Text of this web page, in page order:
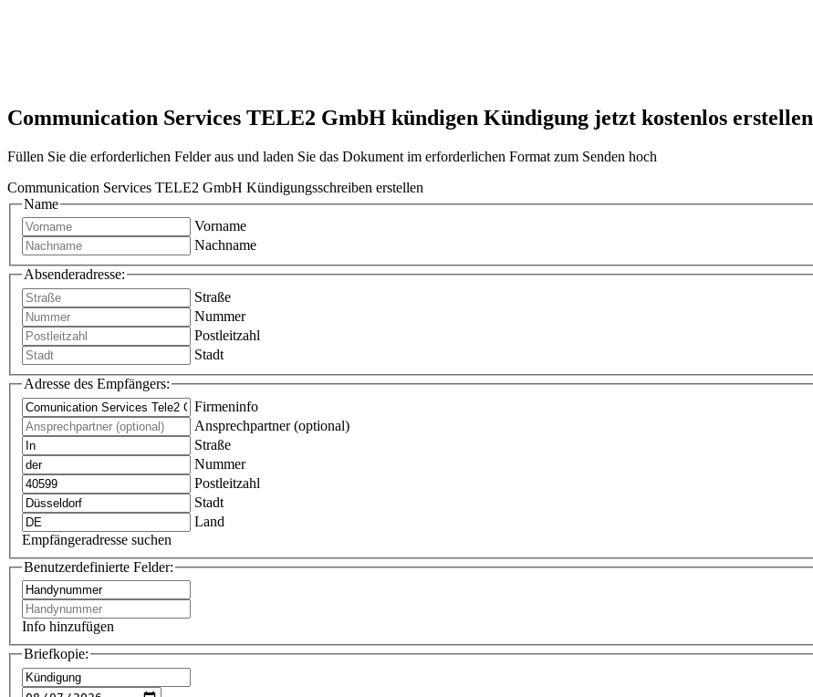
Communication Services TELE2 GmbH kündigen Kündigung jetzt kostenlos erstellen
Füllen Sie die erforderlichen Felder aus und laden Sie das Dokument im erforderlichen Format zum Senden hoch
Communication Services TELE2 GmbH Kündigungsschreiben erstellen
Name
Vorname
Nachname
Absenderadresse:
Straße
Nummer
Postleitzahl
Stadt
Adresse des Empfängers:
Firmeninfo
Ansprechpartner (optional)
Straße
Nummer
Postleitzahl
Stadt
Land
Empfängeradresse suchen
Benutzerdefinierte Felder:
Info hinzufügen
Briefkopie: